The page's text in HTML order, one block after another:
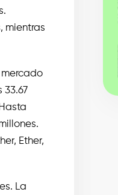
mientras
Ether,
La